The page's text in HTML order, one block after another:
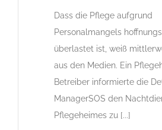
Dass die Pflege aufgrund
Personalmangels
überlastet ist, weiß
aus den Medien. Ein
Betreiber informierte die
ManagerSOS den
Pflegeheimes zu [...]